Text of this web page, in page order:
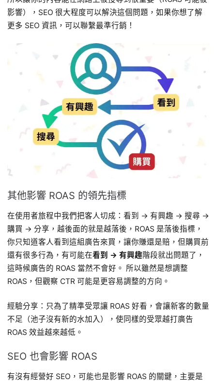
影響），SEO 很大程度可以解決這個問題，如果你想了解
更多 SEO 資訊，可以聯繫最準行銷！
其他影響 ROAS 的領先指標
在使用者旅程中我們把客人切成：看到 → 有興趣 → 搜尋 →
購買 → 分享，越後面的就是越落後，ROAS 是落後指標，
你只知道客人看到這組廣告來買，讓你賺還是賠，但購買前
還有很多行為，有可能在看到 → 有興趣階段就出問題了，
這時候廣告的 ROAS 當然不會好。 所以雖然是想調整
ROAS，但觀察 CTR 可能是更容易調整的方向。
經驗分享：只為了精準受眾讓 ROAS 好看，會讓新客的數量
不足（池子沒有新的水加入），使同樣的受眾越打廣告
ROAS 效益越來越低。
SEO 也會影響 ROAS
有沒有經營好 SEO，可能也是影響 ROAS 的關鍵，主要是